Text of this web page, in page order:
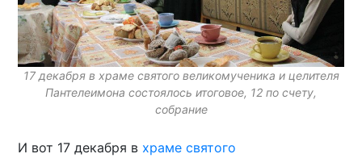
17 декабря в храме святого великомученика и целителя
Пантелеимона состоялось итоговое, 12 по счету,
собрание
И вот 17 декабря в храме святого